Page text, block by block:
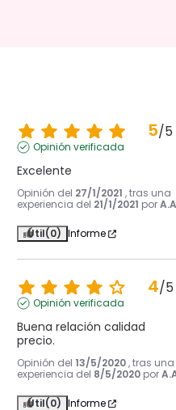
5/5
Opinión verificada
Excelente
Opinión del 27/1/2021 , tras una
experiencia del 21/1/2021 por
Útil(0) Informe
4/5
Opinión verificada
Buena relación calidad
precio.
Opinión del 13/5/2020 , tras una
experiencia del 8/5/2020 por
Útil(0) Informe